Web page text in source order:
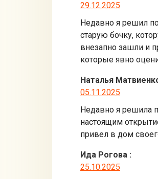
29.12.2025
Недавно я решил
старую бочку,
внезапно зашли и
которые явно
Наталья
05.11.2025
Недавно я решила
настоящим
привел в дом
Ида Рогова :
25.10.2025